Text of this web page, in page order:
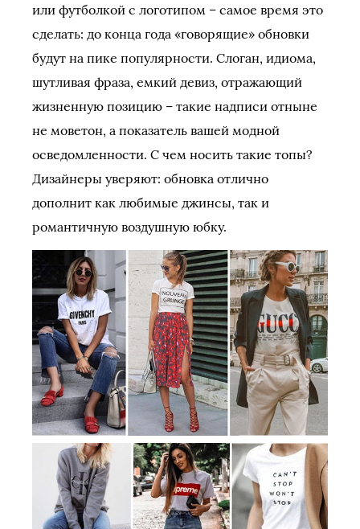
или футболкой с логотипом – самое время это
сделать: до конца года «говорящие» обновки
будут на пике популярности. Слоган, идиома,
шутливая фраза, емкий девиз, отражающий
жизненную позицию – такие надписи отныне
не моветон, а показатель вашей модной
осведомленности. С чем носить такие топы?
Дизайнеры уверяют: обновка отлично
дополнит как любимые джинсы, так и
романтичную воздушную юбку.